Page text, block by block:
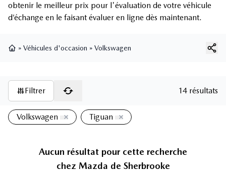
obtenir le meilleur prix pour l'évaluation de votre véhicule
d’échange en le faisant évaluer en ligne dès maintenant.
» Véhicules d'occasion » Volkswagen
Filtrer 14 résultats
Volkswagen Tiguan
Aucun résultat pour cette recherche
chez Mazda de Sherbrooke